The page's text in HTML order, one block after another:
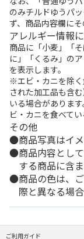
のみチルドゆうパ
ず、商品内容欄にそ
アレルギー情報
商品に「小麦」「
に」「くるみ」の
を表示します。
※エビ・カニを除
された加工品も含
いる場合がありま
ビ・カニを食べてい
その他
商品写真はイメ
商品内容とし
する商品に含
商品の色は、
際と異なる場
ご利用ガイド